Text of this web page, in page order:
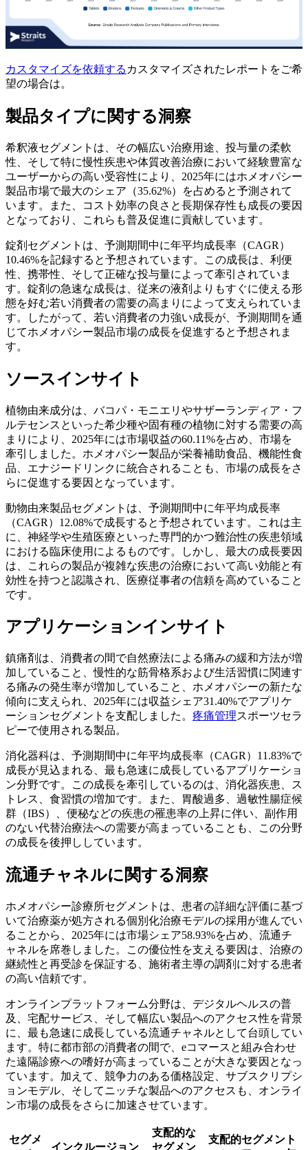
カスタマイズを依頼する カスタマイズされたレポートをご希
望の場合は。
製品タイプに関する洞察
希釈液セグメントは、その幅広い治療用途、投与量の柔軟
性、そして特に慢性疾患や体質改善治療において経験豊富な
ユーザーからの高い受容性により、2025年にはホメオパシー
製品市場で最大のシェア（35.62%）を占めると予測されて
います。また、コスト効率の良さと長期保存性も成長の要因
となっており、これらも普及促進に貢献しています。
錠剤セグメントは、予測期間中に年平均成長率（CAGR）
10.46%を記録すると予想されています。この成長は、利便
性、携帯性、そして正確な投与量によって牽引されていま
す。錠剤の急速な成長は、従来の液剤よりもすぐに使える形
態を好む若い消費者の需要の高まりによって支えられていま
す。したがって、若い消費者の力強い成長が、予測期間を通
じてホメオパシー製品市場の成長を促進すると予想されま
す。
ソースインサイト
植物由来成分は、バコパ・モニエリやサザーランディア・フ
ルテセンスといった希少種や固有種の植物に対する需要の高
まりにより、2025年には市場収益の60.11%を占め、市場を
牽引しました。ホメオパシー製品が栄養補助食品、機能性食
品、エナジードリンクに統合されることも、市場の成長をさ
らに促進する要因となっています。
動物由来製品セグメントは、予測期間中に年平均成長率
（CAGR）12.08%で成長すると予想されています。これは主
に、神経学や生殖医療といった専門的かつ難治性の疾患領域
における臨床使用によるものです。しかし、最大の成長要因
は、これらの製品が複雑な疾患の治療において高い効能と有
効性を持つと認識され、医療従事者の信頼を高めていること
です。
アプリケーションインサイト
鎮痛剤は、消費者の間で自然療法による痛みの緩和方法が増
加していること、慢性的な筋骨格系および生活習慣に関連す
る痛みの発生率が増加していること、ホメオパシーの新たな
傾向に支えられ、2025年には収益シェア31.40%でアプリケ
ーションセグメントを支配しました。 疼痛管理スポーツセラ
ピーで使用される製品。
消化器科は、予測期間中に年平均成長率（CAGR）11.83%で
成長が見込まれる、最も急速に成長しているアプリケーショ
ン分野です。この成長を牽引しているのは、消化器疾患、ス
トレス、食習慣の増加です。また、胃酸過多、過敏性腸症候
群（IBS）、便秘などの疾患の罹患率の上昇に伴い、副作用
のない代替治療法への需要が高まっていることも、この分野
の成長を後押ししています。
流通チャネルに関する洞察
ホメオパシー診療所セグメントは、患者の詳細な評価に基づ
いて治療薬が処方される個別化治療モデルの採用が進んでい
ることから、2025年には市場シェア58.93%を占め、流通チ
ャネルを席巻しました。この優位性を支える要因は、治療の
継続性と再受診を保証する、施術者主導の調剤に対する患者
の高い信頼です。
オンラインプラットフォーム分野は、デジタルヘルスの普
及、宅配サービス、そして幅広い製品へのアクセス性を背景
に、最も急速に成長している流通チャネルとして台頭してい
ます。特に都市部の消費者の間で、eコマースと組み合わせ
た遠隔診療への嗜好が高まっていることが大きな要因となっ
ています。加えて、競争力のある価格設定、サブスクリプシ
ョンモデル、そしてニッチな製品へのアクセスも、オンライ
ン市場の成長をさらに加速させています。
セグメ
インクルージョン
支配的な
セグメン
支配的セグメント